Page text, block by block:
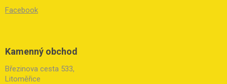
Facebook
Kamenný obchod
Březinova cesta 533,
Litoměřice